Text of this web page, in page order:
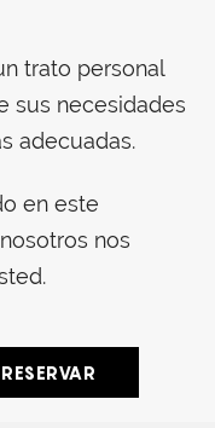
trato personal
sus necesidades
adecuadas.
en este
nos